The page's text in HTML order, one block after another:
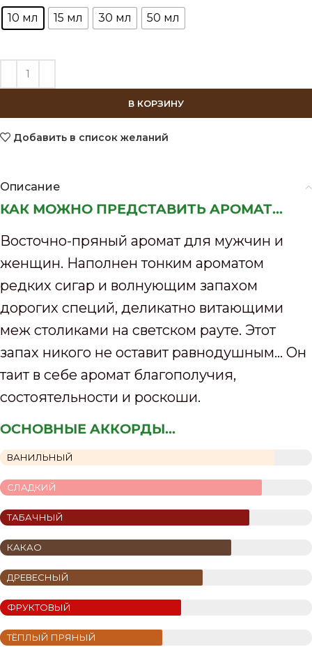
10 мл
15 мл 30 мл 50 мл
В КОРЗИНУ
Добавить в список желаний
Описание
КАК МОЖНО ПРЕДСТАВИТЬ АРОМАТ...
Восточно-пряный аромат для мужчин и
женщин. Наполнен тонким ароматом
редких сигар и волнующим запахом
дорогих специй, деликатно витающими
меж столиками на светском рауте. Этот
запах никого не оставит равнодушным… Он
таит в себе аромат благополучия,
состоятельности и роскоши.
ОСНОВНЫЕ АККОРДЫ...
ВАНИЛЬНЫЙ
СЛАДКИЙ
ТАБАЧНЫЙ
КАКАО
ДРЕВЕСНЫЙ
ФРУКТОВЫЙ
ТЁПЛЫЙ ПРЯНЫЙ